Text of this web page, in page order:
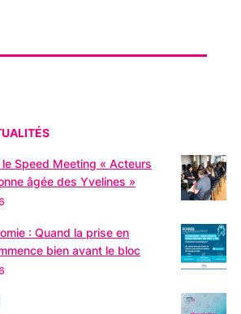
le Speed Meeting « Acteurs
âgée des Yvelines »
: Quand la prise en
bien avant le bloc